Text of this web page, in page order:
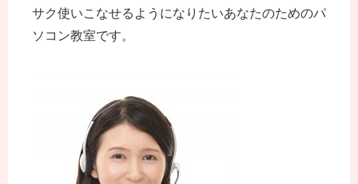
サク使いこなせるようになりたいあなたのためのパ
ソコン教室です。